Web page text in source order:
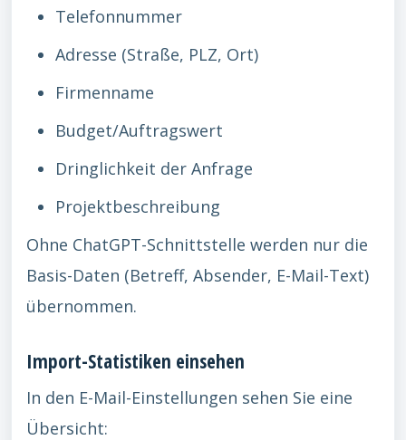
Telefonnummer
Adresse (Straße, PLZ, Ort)
Firmenname
Budget/Auftragswert
Dringlichkeit der Anfrage
Projektbeschreibung
Ohne ChatGPT-Schnittstelle werden nur die
Basis-Daten (Betreff, Absender, E-Mail-Text)
übernommen.
Import-Statistiken einsehen
In den E-Mail-Einstellungen sehen Sie eine
Übersicht: